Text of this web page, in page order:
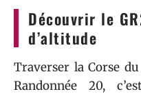
Découvrir le
d’altitude
Traverser la Corse
Randonnée 20,